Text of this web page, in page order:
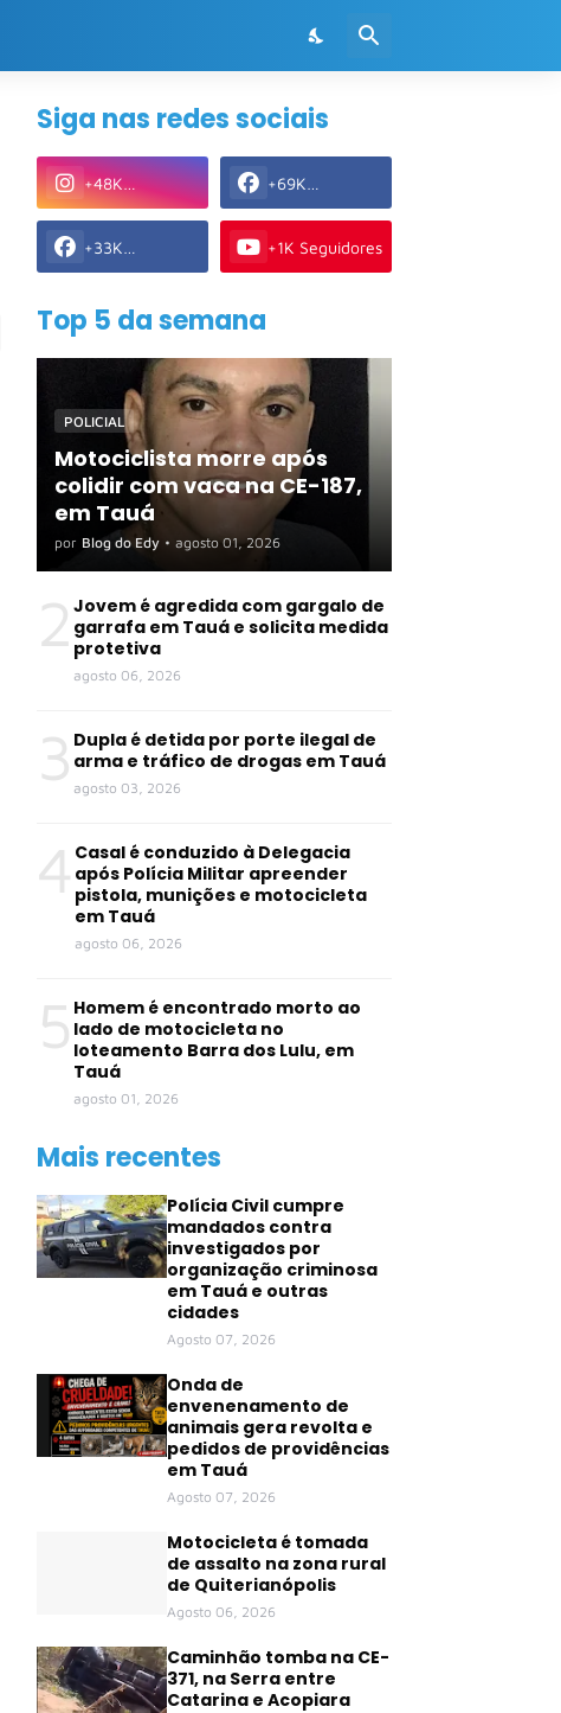
Siga nas redes sociais
+48K
Seguidores
+69K
Seguidores
+33K
Seguidores
+1K Seguidores
Top 5 da semana
POLICIAL
Motociclista morre após
colidir com vaca na CE-187,
em Tauá
por Blog do Edy • agosto 01, 2026
2 Jovem é agredida com gargalo de
garrafa em Tauá e solicita medida
protetiva
agosto 06, 2026
3 Dupla é detida por porte ilegal de
arma e tráfico de drogas em Tauá
agosto 03, 2026
4 Casal é conduzido à Delegacia
após Polícia Militar apreender
pistola, munições e motocicleta
em Tauá
agosto 06, 2026
5 Homem é encontrado morto ao
lado de motocicleta no
loteamento Barra dos Lulu, em
Tauá
agosto 01, 2026
Mais recentes
Polícia Civil cumpre
mandados contra
investigados por
organização criminosa
em Tauá e outras
cidades
Agosto 07, 2026
Onda de
envenenamento de
animais gera revolta e
pedidos de providências
em Tauá
Agosto 07, 2026
Motocicleta é tomada
de assalto na zona rural
de Quiterianópolis
Agosto 06, 2026
Caminhão tomba na CE-
371, na Serra entre
Catarina e Acopiara